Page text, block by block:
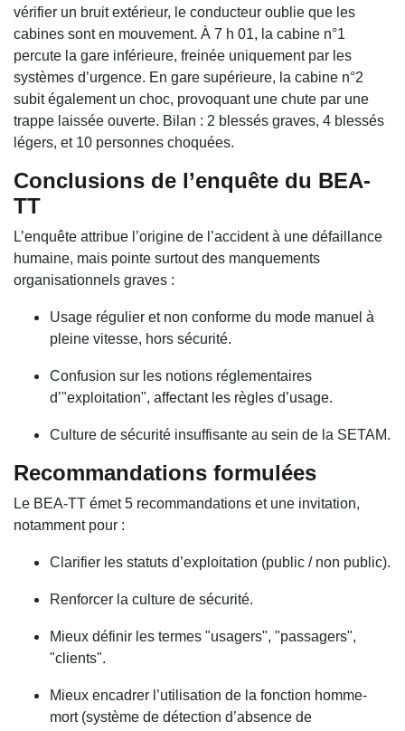
vérifier un bruit extérieur, le conducteur oublie que les
cabines sont en mouvement. À 7 h 01, la cabine n°1
percute la gare inférieure, freinée uniquement par les
systèmes d’urgence. En gare supérieure, la cabine n°2
subit également un choc, provoquant une chute par une
trappe laissée ouverte. Bilan : 2 blessés graves, 4 blessés
légers, et 10 personnes choquées.
Conclusions de l’enquête du BEA-
TT
L’enquête attribue l’origine de l’accident à une défaillance
humaine, mais pointe surtout des manquements
organisationnels graves :
Usage régulier et non conforme du mode manuel à
pleine vitesse, hors sécurité.
Confusion sur les notions réglementaires
d’"exploitation", affectant les règles d’usage.
Culture de sécurité insuffisante au sein de la SETAM.
Recommandations formulées
Le BEA-TT émet 5 recommandations et une invitation,
notamment pour :
Clarifier les statuts d’exploitation (public / non public).
Renforcer la culture de sécurité.
Mieux définir les termes "usagers", "passagers",
"clients".
Mieux encadrer l’utilisation de la fonction homme-
mort (système de détection d’absence de